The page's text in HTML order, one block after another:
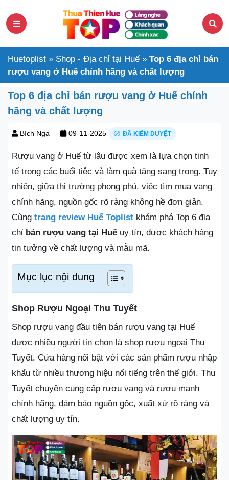
Huetoplist » Shop - Địa chỉ tại Huế » Top 6 địa chỉ bán
rượu vang ở Huế chính hãng và chất lượng
Top 6 địa chỉ bán rượu vang ở Huế chính
hãng và chất lượng
Bích Nga 09-11-2025 ĐÃ KIỂM DUYỆT
Rượu vang ở Huế từ lâu được xem là lựa chọn tinh
tế trong các buổi tiệc và làm quà tặng sang trọng. Tuy
nhiên, giữa thị trường phong phú, việc tìm mua vang
chính hãng, nguồn gốc rõ ràng không hề đơn giản.
Cùng trang review Huế Toplist khám phá Top 6 địa
chỉ bán rượu vang tại Huếuy tín, được khách hàng
tin tưởng về chất lượng và mẫu mã.
Mục lục nội dung
Shop Rượu Ngoại Thu Tuyết
Shop rượu vang đầu tiên bán rượu vang tại Huế
được nhiều người tin chọn là shop rượu ngoại Thu
Tuyết. Cửa hàng nổi bật với các sản phẩm rượu nhập
khẩu từ nhiều thương hiệu nổi tiếng trên thế giới. Thu
Tuyết chuyên cung cấp rượu vang và rượu mạnh
chính hãng, đảm bảo nguồn gốc, xuất xứ rõ ràng và
chất lượng uy tín.